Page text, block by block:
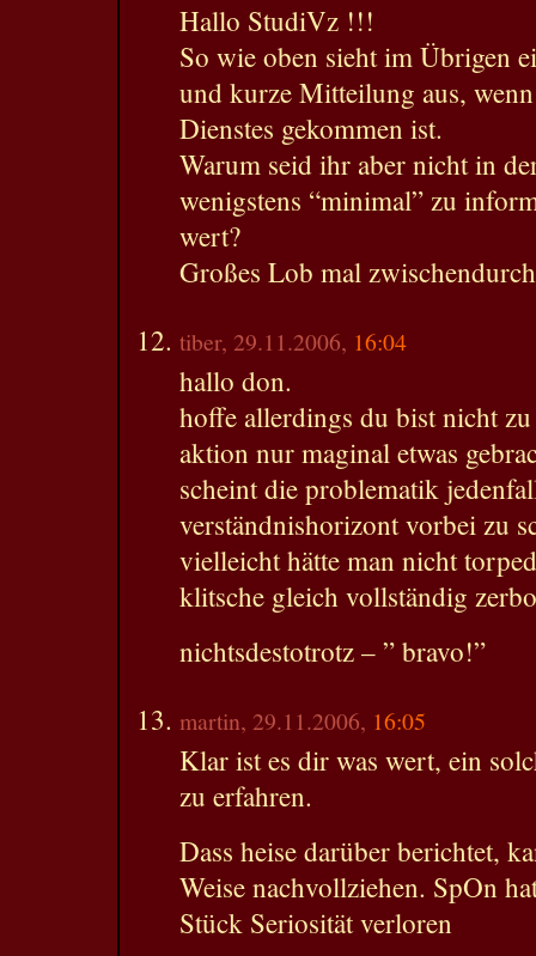
Hallo StudiVz !!!
So wie oben sieht im Übrigen
und kurze Mitteilung aus,
Dienstes gekommen ist.
Warum seid ihr aber nicht in
wenigstens “minimal” zu
wert?
Großes Lob mal
tiber, 29.11.2006, 16:04
hallo don.
hoffe allerdings du bist nicht
aktion nur maginal etwas
scheint die problematik
verständnishorizont vorbei zu
vielleicht hätte man nicht
klitsche gleich vollständig
nichtsdestotrotz – ” bravo!”
martin, 29.11.2006, 16:05
Klar ist es dir was wert, ein
zu erfahren.
Dass heise darüber berichtet,
Weise nachvollziehen. SpOn
Stück Seriosität verloren